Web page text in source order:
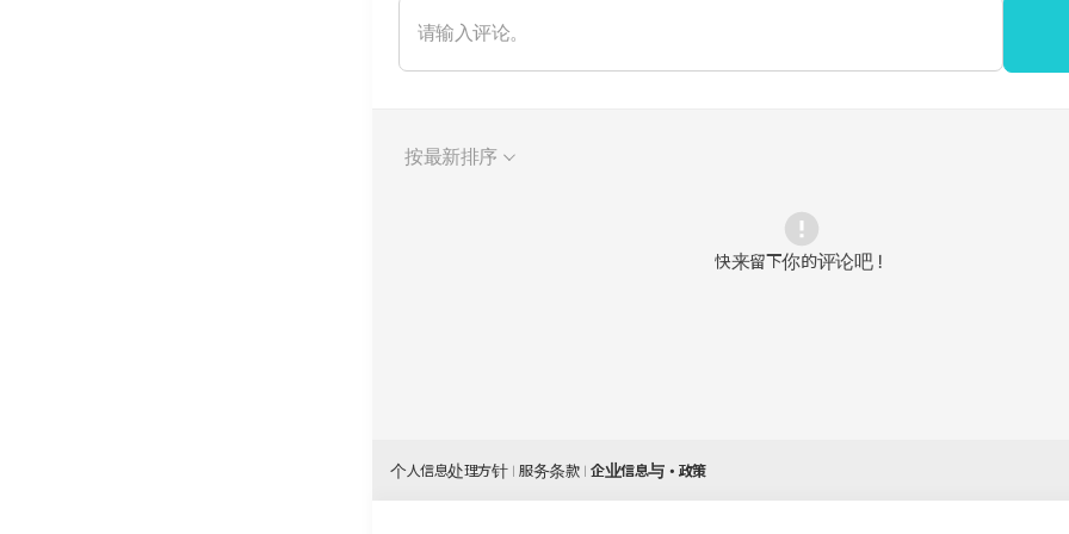
按最新排序
快来留下你的评论吧！
个人信息处理方针 服务条款 企业信息与・政策